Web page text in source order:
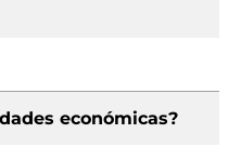
económicas?